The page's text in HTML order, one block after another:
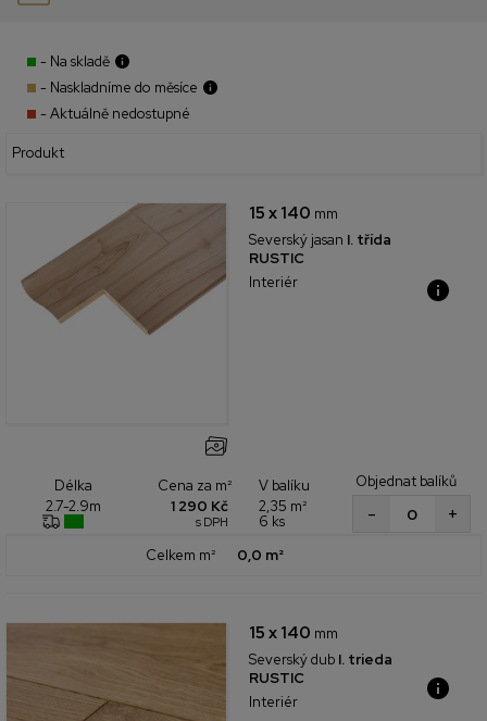
- Na skladě
- Naskladníme do měsíce
- Aktuálně nedostupné
Produkt
15 x 140 mm
Severský jasan I. třída
RUSTIC
Interiér
Délka
2.7-2.9m
Cena za m²
1 290 Kč
s DPH
V balíku
2,35 m²
6 ks
Objednat balíků
+
-
Celkem m² 0,0 m²
15 x 140 mm
Severský dub I. trieda
RUSTIC
Interiér